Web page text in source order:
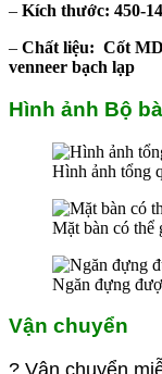
– Kích thước: 450-
– Chất liệu: Cốt
venneer bạch lạp
Hình ảnh Bộ
Hình ảnh tổng
Mặt bàn có thể
Ngăn đựng
Vận chuyển